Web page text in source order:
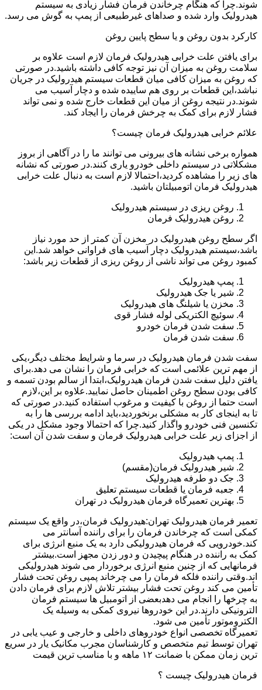
شوند.چرا که هنگام چرخاندن فرمان فشار زیادی به سیستم
هیدرولیک وارد شده و صداهای غیرطبیعی از پمپ به گوش می رسد.
کارکرد بدون روغن و یا سطح پایین روغن
برای یافتن علت خرابی هیدرولیک فرمان لازم است علاوه بر
سلامت روغن به میزان آن نیز توجه کافی داشته باشید.در صورتی
که روغن به میزان کافی میان قطعات سیستم هیدرولیک در جریان
نباشد،این قطعات بر روی هم ساییده شده و دچار آسیب می
شوند.در نتیجه روغن از میان این قطعات خارج شده و نمی تواند
فشار لازم برای کمک به چرخش فرمان را ایجاد کند.
علائم خرابی هیدرولیک فرمان چیست؟
همواره برخی نشانه های بیرونی می توانند ما را در آگاهی از بروز
مشکلاتی در سیستم داخلی خودرو یاری کنند.در صورتی که نشانه
های زیر را مشاهده کردید،احتمالا لازم است به دنبال علت خرابی
هیدرولیک فرمان اتومبیلتان باشید.
روغن ریزی در سیستم هیدرولیک
روغن هیدرولیک فرمان
اگر سطح روغن هیدرولیک در مخزن آن کمتر از حد مورد نیاز
باشد،سیستم هیدرولیک دچار آسیب های فراوانی خواهد شد.این
کمبود روغن می تواند ناشی از روغن ریزی از قطعات زیر باشد:
پمپ هیدرولیک
شیر یا جک هیدرولیک
مخزن یا شیلنگ های هیدرولیک
سوئیچ الکتریکی لوله فشار قوی
سفت شدن فرمان خودرو
سفت شدن فرمان
سفت شدن فرمان هیدرولیک در سرما و شرایط مختلف دیگر،یکی
از مهم ترین علائمی است که خرابی فرمان را نشان می دهد.برای
یافتن دلیل سفت شدن فرمان هیدرولیک،ابتدا از سالم بودن تسمه و
کافی بودن سطح روغن اطمینان حاصل نمایید.علاوه بر این،لازم
است حتما از روغن با کیفیت و مرغوب استفاده کنید.در صورتی که
تا به اینجای کار به مشکلی برنخوردید،باید ادامه بررسی ها را به
تکنسین فنی خودرو واگذار کنید.چرا که احتمالا وجود مشکل در یکی
از اجزای زیر علت خرابی هیدرولیک فرمان و سفت شدن آن است:
پمپ هیدرولیک
شیر هیدرولیک فرمان(مقسم)
جک دو طرفه هیدرولیک
جعبه فرمان یا قطعات سیستم تعلیق
بهترین تعمیرگاه فرمان هیدرولیک در تهران
تعمیر فرمان هیدرولیک تهران:هیدرولیک فرمان،در واقع یک سیستم
کمکی است که چرخاندن فرمان را برای راننده آسانتر می
کند.خودرویی که فرمان هیدرولیکی دارد به یک منبع انرژی برای
کمک به راننده در هنگام پیچیدن و دور زدن مجهز است.بیشتر
فرمانهایی که از چنین منبع انرژی برخوردار می شوند هیدرولیکی
اند.وقتی راننده فلکه فرمان را می چرخاند پمپی روغن تحت فشار
تأمین می کند روغن تحت فشار بیشتر تلاش لازم برای فرمان دادن
به چرخها را انجام می دهدبعضی از اتومبیل ها سیستم فرمان
الترونیکی دارند.در این خودروها نیروی کمکی به وسیله یک
الکتروموتور تأمین می شود.
تعمیرگاه تخصصی انواع خودروهای داخلی و خارجی و عیب یابی در
تهران توسط تیم متخصص و کارشناسان مجرب مکانیک یار در سریع
ترین زمان ممکن با ضمانت ۱۲ ماهه و با مناسب ترین قیمت
فرمان هیدرولیک چیست ؟